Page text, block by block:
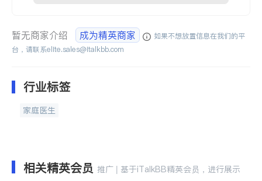
暂无商家介绍 成为精英商家
如果不想放置信息在我们的平
台，请联系elite.sales@italkbb.com
行业标签
家庭医生
相关精英会员 推广 | 基于iTalkBB精英会员，进行展示